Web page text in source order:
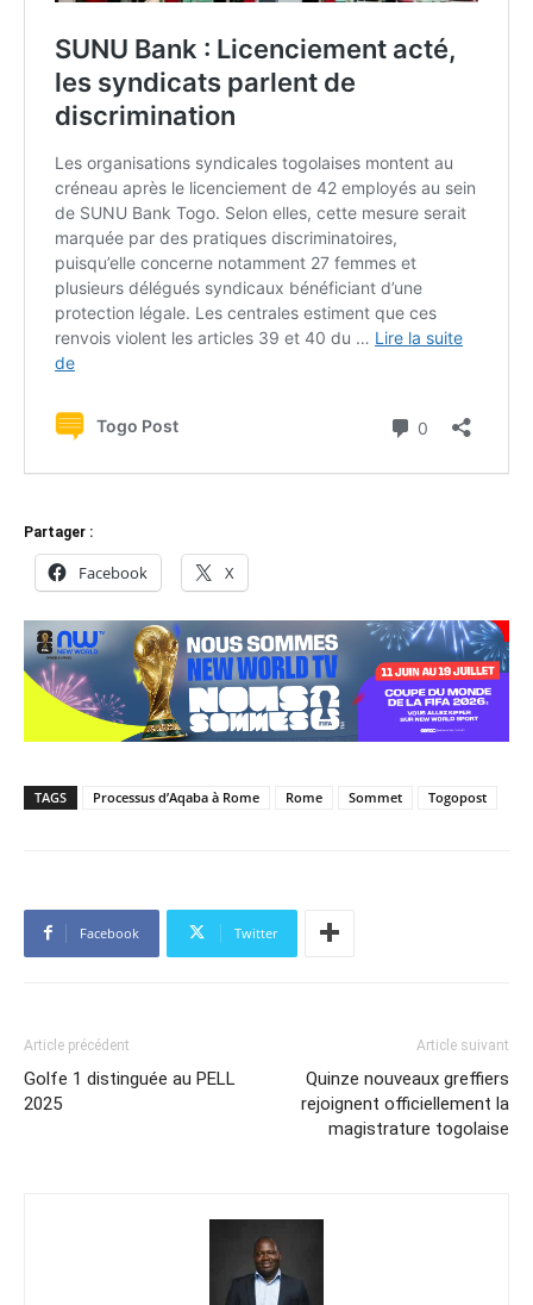
Partager :
Facebook X
TAGS Processus d’Aqaba à Rome Rome Sommet Togopost
Facebook Twitter
Article précédent
Golfe 1 distinguée au PELL
2025
Article suivant
Quinze nouveaux greffiers
rejoignent officiellement la
magistrature togolaise